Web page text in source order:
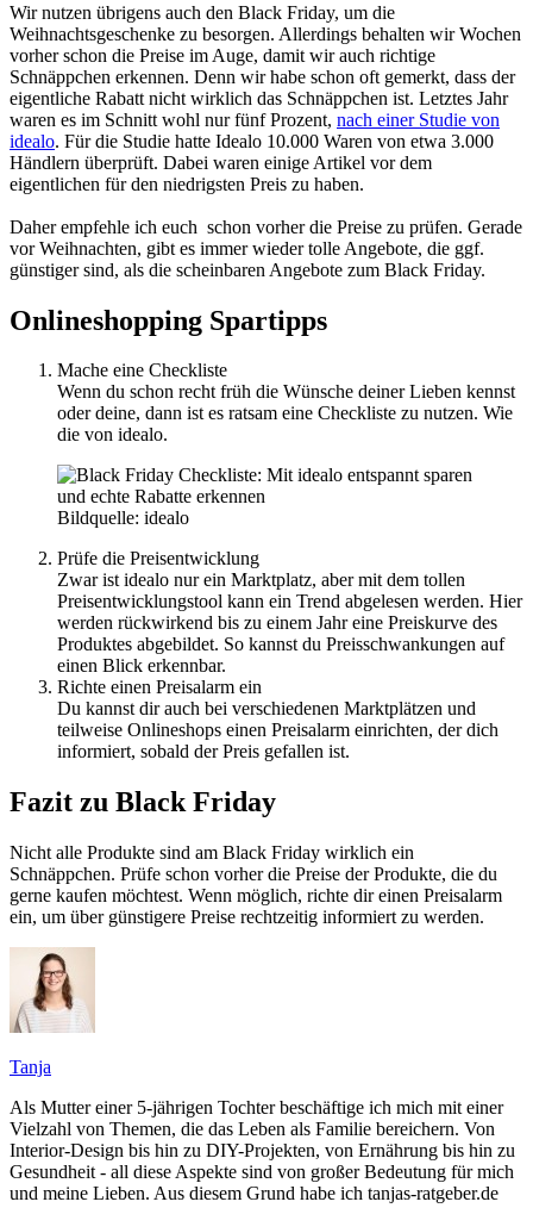
Wir nutzen übrigens auch den Black Friday, um die
Weihnachtsgeschenke zu besorgen. Allerdings behalten wir Wochen
vorher schon die Preise im Auge, damit wir auch richtige
Schnäppchen erkennen. Denn wir habe schon oft gemerkt, dass der
eigentliche Rabatt nicht wirklich das Schnäppchen ist. Letztes Jahr
waren es im Schnitt wohl nur fünf Prozent, nach einer Studie von
idealo. Für die Studie hatte Idealo 10.000 Waren von etwa 3.000
Händlern überprüft. Dabei waren einige Artikel vor dem
eigentlichen für den niedrigsten Preis zu haben.
Daher empfehle ich euch schon vorher die Preise zu prüfen. Gerade
vor Weihnachten, gibt es immer wieder tolle Angebote, die ggf.
günstiger sind, als die scheinbaren Angebote zum Black Friday.
Onlineshopping Spartipps
Mache eine Checkliste
Wenn du schon recht früh die Wünsche deiner Lieben kennst
oder deine, dann ist es ratsam eine Checkliste zu nutzen. Wie
die von idealo.
Bildquelle: idealo
Prüfe die Preisentwicklung
Zwar ist idealo nur ein Marktplatz, aber mit dem tollen
Preisentwicklungstool kann ein Trend abgelesen werden. Hier
werden rückwirkend bis zu einem Jahr eine Preiskurve des
Produktes abgebildet. So kannst du Preisschwankungen auf
einen Blick erkennbar.
Richte einen Preisalarm ein
Du kannst dir auch bei verschiedenen Marktplätzen und
teilweise Onlineshops einen Preisalarm einrichten, der dich
informiert, sobald der Preis gefallen ist.
Fazit zu Black Friday
Nicht alle Produkte sind am Black Friday wirklich ein
Schnäppchen. Prüfe schon vorher die Preise der Produkte, die du
gerne kaufen möchtest. Wenn möglich, richte dir einen Preisalarm
ein, um über günstigere Preise rechtzeitig informiert zu werden.
Tanja
Als Mutter einer 5-jährigen Tochter beschäftige ich mich mit einer
Vielzahl von Themen, die das Leben als Familie bereichern. Von
Interior-Design bis hin zu DIY-Projekten, von Ernährung bis hin zu
Gesundheit - all diese Aspekte sind von großer Bedeutung für mich
und meine Lieben. Aus diesem Grund habe ich tanjas-ratgeber.de